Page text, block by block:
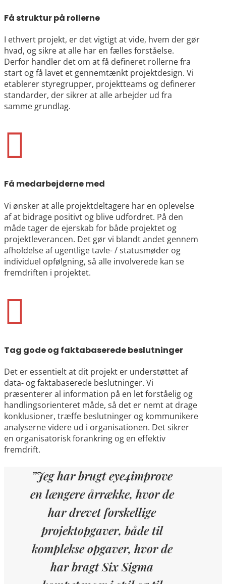
Få struktur på rollerne
I ethvert projekt, er det vigtigt at vide, hvem der gør
hvad, og sikre at alle har en fælles forståelse.
Derfor handler det om at få defineret rollerne fra
start og få lavet et gennemtænkt projektdesign. Vi
etablerer styregrupper, projektteams og definerer
standarder, der sikrer at alle arbejder ud fra
samme grundlag.

Få medarbejderne med
Vi ønsker at alle projektdeltagere har en oplevelse
af at bidrage positivt og blive udfordret. På den
måde tager de ejerskab for både projektet og
projektleverancen. Det gør vi blandt andet gennem
afholdelse af ugentlige tavle- / statusmøder og
individuel opfølgning, så alle involverede kan se
fremdriften i projektet.

Tag gode og faktabaserede beslutninger
Det er essentielt at dit projekt er understøttet af
data- og faktabaserede beslutninger. Vi
præsenterer al information på en let forståelig og
handlingsorienteret måde, så det er nemt at drage
konklusioner, træffe beslutninger og kommunikere
analyserne videre ud i organisationen. Det sikrer
en organisatorisk forankring og en effektiv
fremdrift.
”Jeg har brugt eye4improve
en længere årrække, hvor de
har drevet forskellige
projektopgaver, både til
komplekse opgaver, hvor de
har bragt Six Sigma